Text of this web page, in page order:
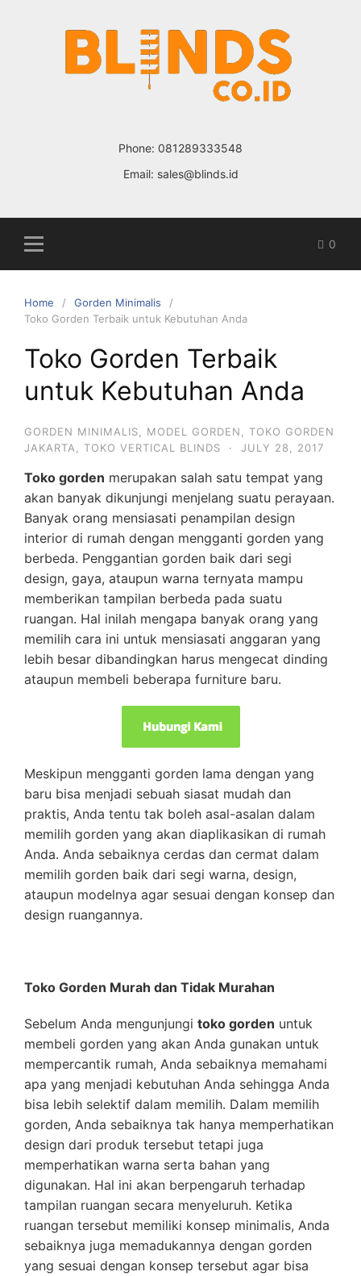
Phone: 081289333548
Email: sales@blinds.id
0
Home
Gorden Minimalis
Toko Gorden Terbaik untuk Kebutuhan Anda
Toko Gorden Terbaik
untuk Kebutuhan Anda
GORDEN MINIMALIS MODEL GORDEN
TOKO GORDEN
JAKARTA
TOKO VERTICAL BLINDS · JULY 28, 2017
Toko gorden merupakan salah satu tempat yang
akan banyak dikunjungi menjelang suatu perayaan.
Banyak orang mensiasati penampilan design
interior di rumah dengan mengganti gorden yang
berbeda. Penggantian gorden baik dari segi
design, gaya, ataupun warna ternyata mampu
memberikan tampilan berbeda pada suatu
ruangan. Hal inilah mengapa banyak orang yang
memilih cara ini untuk mensiasati anggaran yang
lebih besar dibandingkan harus mengecat dinding
ataupun membeli beberapa furniture baru.
Meskipun mengganti gorden lama dengan yang
baru bisa menjadi sebuah siasat mudah dan
praktis, Anda tentu tak boleh asal-asalan dalam
memilih gorden yang akan diaplikasikan di rumah
Anda. Anda sebaiknya cerdas dan cermat dalam
memilih gorden baik dari segi warna, design,
ataupun modelnya agar sesuai dengan konsep dan
design ruangannya.
Toko Gorden Murah dan Tidak Murahan
Sebelum Anda mengunjungi toko gorden untuk
membeli gorden yang akan Anda gunakan untuk
mempercantik rumah, Anda sebaiknya memahami
apa yang menjadi kebutuhan Anda sehingga Anda
bisa lebih selektif dalam memilih. Dalam memilih
gorden, Anda sebaiknya tak hanya memperhatikan
design dari produk tersebut tetapi juga
memperhatikan warna serta bahan yang
digunakan. Hal ini akan berpengaruh terhadap
tampilan ruangan secara menyeluruh. Ketika
ruangan tersebut memiliki konsep minimalis, Anda
sebaiknya juga memadukannya dengan gorden
yang sesuai dengan konsep tersebut agar bisa